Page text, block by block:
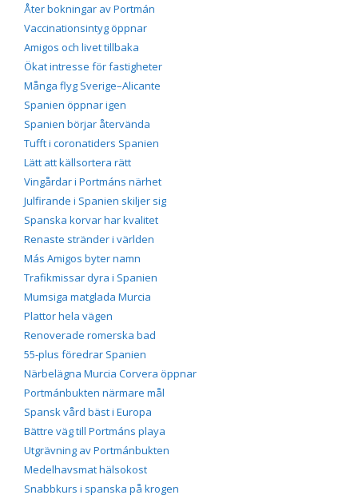
Åter bokningar av Portmán
Vaccinationsintyg öppnar
Amigos och livet tillbaka
Ökat intresse för fastigheter
Många flyg Sverige–Alicante
Spanien öppnar igen
Spanien börjar återvända
Tufft i coronatiders Spanien
Lätt att källsortera rätt
Vingårdar i Portmáns närhet
Julfirande i Spanien skiljer sig
Spanska korvar har kvalitet
Renaste stränder i världen
Más Amigos byter namn
Trafikmissar dyra i Spanien
Mumsiga matglada Murcia
Plattor hela vägen
Renoverade romerska bad
55-plus föredrar Spanien
Närbelägna Murcia Corvera öppnar
Portmánbukten närmare mål
Spansk vård bäst i Europa
Bättre väg till Portmáns playa
Utgrävning av Portmánbukten
Medelhavsmat hälsokost
Snabbkurs i spanska på krogen